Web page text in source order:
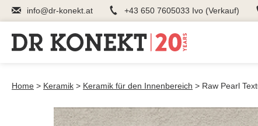
info@dr-konekt.at +43 650 7605033 Ivo (Verkauf)
Home > Keramik > Keramik für den Innenbereich > Raw Pearl